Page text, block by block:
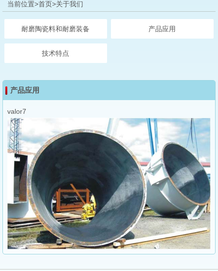
当前位置>首页>关于我们
耐磨陶瓷料和耐磨装备 产品应用
技术特点
产品应用
valor7